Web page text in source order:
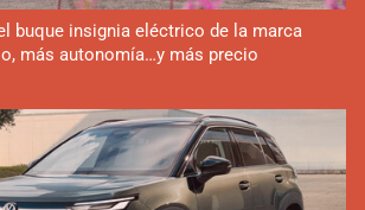
buque insignia eléctrico de la marca
más autonomía…y más precio